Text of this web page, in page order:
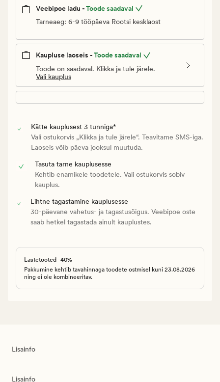
Veebipoe ladu -Toode saadaval
Tarneaeg: 6-9 tööpäeva Rootsi kesklaost
Kaupluse laoseis -Toode saadaval
Toode on saadaval. Klikka ja tule järele.
Vali kauplus
Kätte kauplusest 3 tunniga*
Vali ostukorvis „Klikka ja tule järele“. Teavitame SMS-iga.
Laoseis võib päeva jooksul muutuda.
Tasuta tarne kauplusesse
Kehtib enamikele toodetele. Vali ostukorvis sobiv
kauplus.
Lihtne tagastamine kauplusesse
30-päevane vahetus- ja tagastusõigus. Veebipoe oste
saab hetkel tagastada ainult kauplustes.
Lastetooted -40%
Pakkumine kehtib tavahinnaga toodete ostmisel kuni 23.08.2026
ning ei ole kombineeritav.
Lisainfo
Lisainfo